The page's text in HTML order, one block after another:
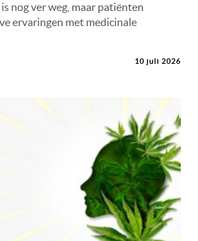
nog ver weg, maar patiënten
ervaringen met medicinale
10 juli 2026